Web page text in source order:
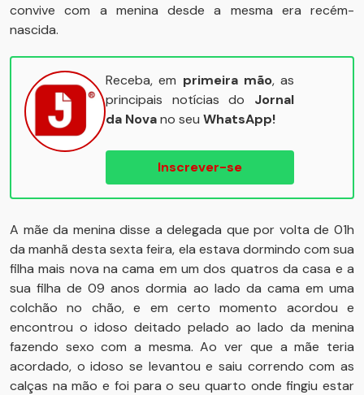
convive com a menina desde a mesma era recém-
nascida.
Receba, em primeira mão, as
principais notícias do Jornal
da Novano seu WhatsApp!
Inscrever-se
A mãe da menina disse a delegada que por volta de 01h
da manhã desta sexta feira, ela estava dormindo com sua
filha mais nova na cama em um dos quatros da casa e a
sua filha de 09 anos dormia ao lado da cama em uma
colchão no chão, e em certo momento acordou e
encontrou o idoso deitado pelado ao lado da menina
fazendo sexo com a mesma. Ao ver que a mãe teria
acordado, o idoso se levantou e saiu correndo com as
calças na mão e foi para o seu quarto onde fingiu estar